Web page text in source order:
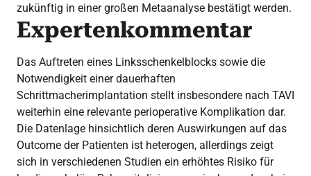
zukünftig in einer großen Metaanalyse bestätigt werden.
Expertenkommentar
Das Auftreten eines Linksschenkelblocks sowie die
Notwendigkeit einer dauerhaften
Schrittmacherimplantation stellt insbesondere nach TAVI
weiterhin eine relevante perioperative Komplikation dar.
Die Datenlage hinsichtlich deren Auswirkungen auf das
Outcome der Patienten ist heterogen, allerdings zeigt
sich in verschiedenen Studien ein erhöhtes Risiko für